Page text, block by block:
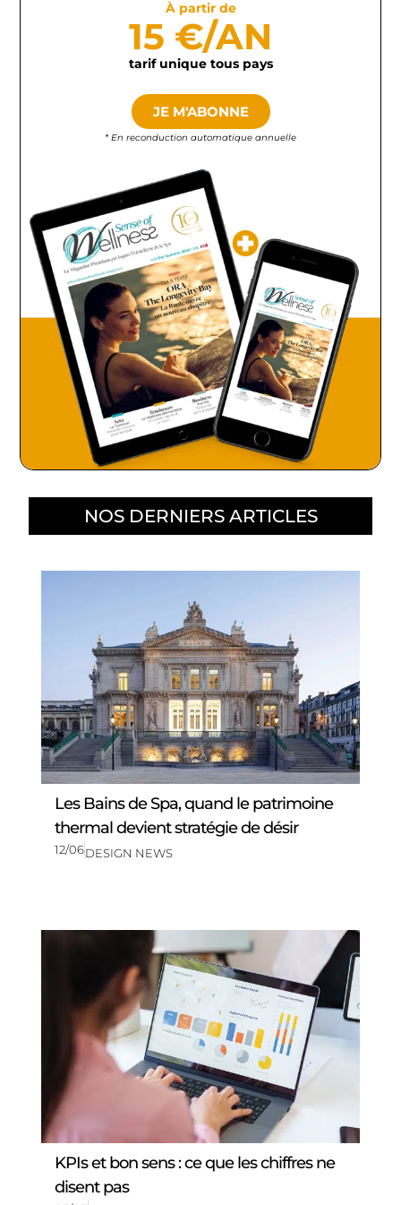
À partir de
15 €/AN
tarif unique tous pays
JE M'ABONNE
* En reconduction automatique annuelle
NOS DERNIERS ARTICLES
Les Bains de Spa, quand le patrimoine
thermal devient stratégie de désir
12/06DESIGN NEWS
KPIs et bon sens : ce que les chiffres ne
disent pas